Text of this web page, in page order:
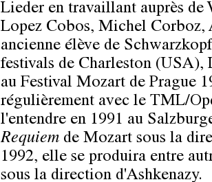
Lieder en travaillant auprès de
Lopez Cobos, Michel Corboz,
ancienne élève de
festivals de Charleston
au Festival Mozart de Prague
régulièrement avec le TML/
l'entendre en 1991 au
Requiem de Mozart sous la
1992, elle se produira entre
sous la direction d'Ashkenazy.